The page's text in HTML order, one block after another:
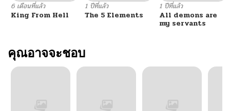
6 เดือนที่แล้ว
King From Hell
1 ปีที่แล้ว
The 5 Elements
1 ปีที่แล้ว
All demons are
my servants
คุณอาจจะชอบ